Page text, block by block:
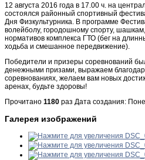
12 августа 2016 года в 17.00 ч. на
состоялся районный спортивный
Дня Физкультурника. В программе
волейболу, городошному спорту,
нормативов комплекса ГТО (бег на
ходьба и смешанное передвижение).
Победители и призеры соревнований
денежными призами, выражаем
соревнованиях, желаем вам новых
аренах, будьте здоровы!
Прочитано 1180 раз Дата создания:
Галерея изображений